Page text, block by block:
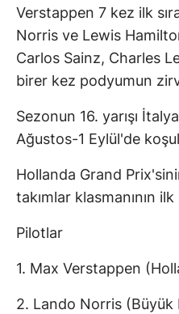
Verstappen 7 kez ilk
Norris ve Lewis
Carlos Sainz, Charles
birer kez podyumun
Sezonun 16. yarışı
Ağustos-1 Eylül'de
Hollanda Grand
takımlar klasmanının ilk
Pilotlar
1. Max Verstappen
2. Lando Norris